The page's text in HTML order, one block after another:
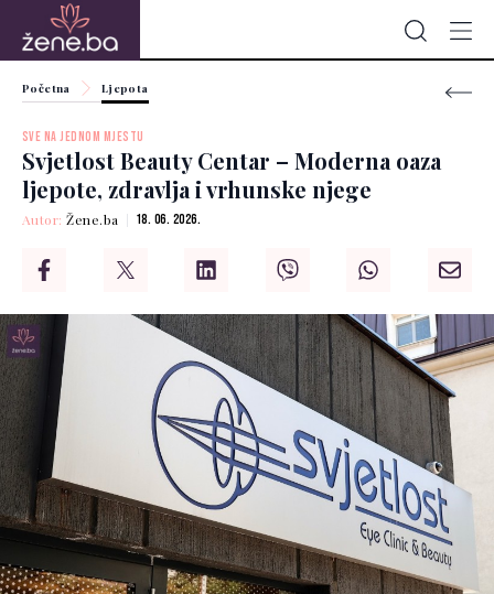
Početna Ljepota
SVE NA JEDNOM MJESTU
Svjetlost Beauty Centar – Moderna oaza
ljepote, zdravlja i vrhunske njege
Autor:Žene.ba 18. 06. 2026.